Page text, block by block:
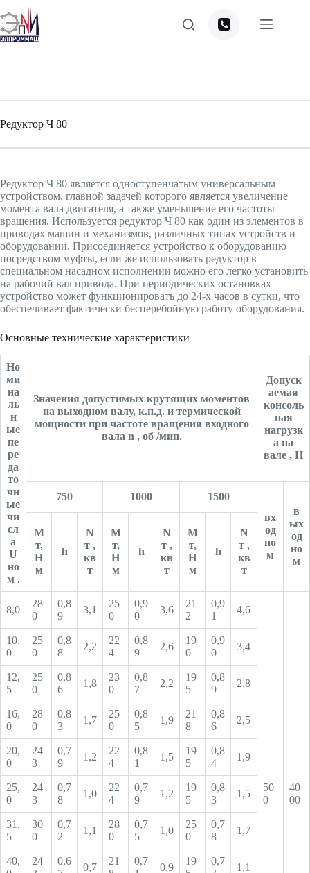
Перейти
к
сути
Редуктор Ч 80
Редуктор Ч 80 является одноступенчатым универсальным
устройством, главной задачей которого является увеличение
момента вала двигателя, а также уменьшение его частоты
вращения. Используется редуктор Ч 80 как один из элементов в
приводах машин и механизмов, различных типах устройств и
оборудовании. Присоединяется устройство к оборудованию
посредством муфты, если же использовать редуктор в
специальном насадном исполнении можно его легко установить
на рабочий вал привода. При периодических остановках
устройство может функционировать до 24-х часов в сутки, что
обеспечивает фактически бесперебойную работу оборудования.
Основные технические характеристики
Но
ми
на
ль
н
ые
пе
ре
да
то
чн
ые
чи
сл
а
U
но
м .
Значения допустимых крутящих моментов
на выходном валу, к.п.д. и термической
мощности при частоте вращения входного
вала n , об /мин.
Допуск
аемая
консоль
ная
нагрузк
а на
вале , Н
750 1000
1500
вх
од
но
м
в
ых
од
но
м
М
т,
Н
м
h
N
т ,
кв
т
М
т,
Н
м
h
N
т ,
кв
т
М
т,
Н
м
h
N
т ,
кв
т
8,0
28
0
0,8
9
3,1
25
0
0,9
0
3,6
21
2
0,9
1
4,6
50
0
40
00
10,
0
25
0
0,8
8
2,2
22
4
0,8
9
2,6
19
0
0,9
0
3,4
12,
5
25
0
0,8
6
1,8
23
0
0,8
7
2,2
19
5
0,8
9
2,8
16,
0
28
0
0,8
3
1,7
25
0
0,8
5
1,9
21
8
0,8
6
2,5
20,
0
24
3
0,7
9
1,2
22
4
0,8
1
1,5
19
5
0,8
4
1,9
25,
0
24
3
0,7
8
1,0
22
4
0,7
9
1,2
19
5
0,8
3
1,5
31,
5
30
0
0,7
2
1,1
28
0
0,7
5
1,0
25
0
0,7
8
1,7
40,
24
0,6
0,7
21
0,7
0,9
19
0,7
1,1